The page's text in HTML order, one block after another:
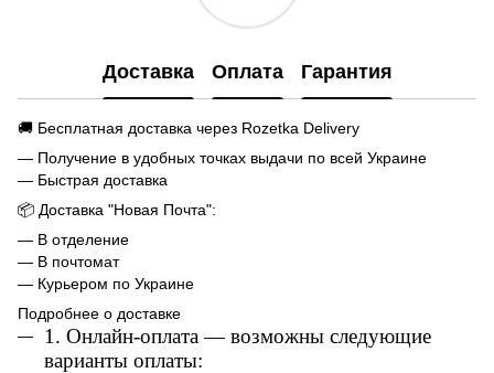
Доставка Оплата Гарантия
🚚 Бесплатная доставка через Rozetka Delivery
— Получение в удобных точках выдачи по всей Украине
— Быстрая доставка
📦 Доставка "Новая Почта":
— В отделение
— В почтомат
— Курьером по Украине
Подробнее о доставке
1. Онлайн-оплата — возможны следующие
варианты оплаты: